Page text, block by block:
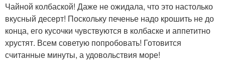
Чайной колбаской! Даже не ожидала, что это настолько
вкусный десерт! Поскольку печенье надо крошить не до
конца, его кусочки чувствуются в колбаске и аппетитно
хрустят. Всем советую попробовать! Готовится
считанные минуты, а удовольствия море!